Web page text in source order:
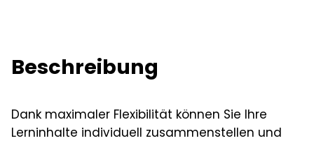
Beschreibung
Dank maximaler Flexibilität können Sie Ihre
Lerninhalte individuell zusammenstellen und